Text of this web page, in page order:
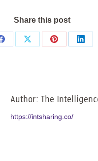
Share this post
Share
Share
Share
Share
Author: The
https://intsharing.co/